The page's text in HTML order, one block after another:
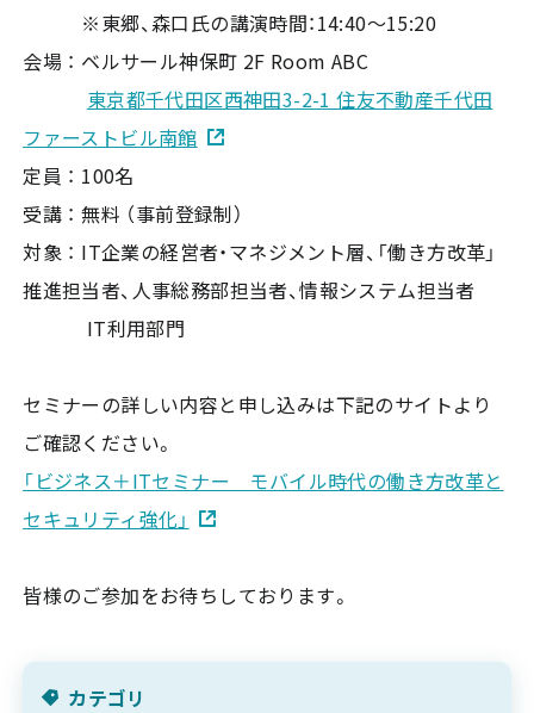
※東郷、森口氏の講演時間：14:40～15:20
会場 ： ベルサール神保町 2F Room ABC
東京都千代田区西神田3-2-1 住友不動産千代田
ファーストビル南館
定員 ： 100名
受講 ： 無料 （事前登録制）
対象 ： IT企業の経営者・マネジメント層、「働き方改革」
推進担当者、人事総務部担当者、情報システム担当者
IT利用部門
セミナーの詳しい内容と申し込みは下記のサイトより
ご確認ください。
「ビジネス＋ITセミナー モバイル時代の働き方改革と
セキュリティ強化」
皆様のご参加をお待ちしております。
カテゴリ